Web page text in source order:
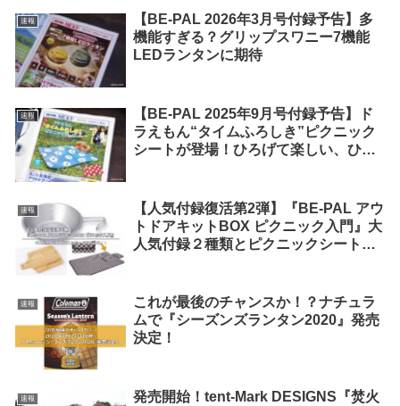
速報
【BE-PAL 2026年3月号付録予告】多
機能すぎる？グリップスワニー7機能
LEDランタンに期待
速報
【BE-PAL 2025年9月号付録予告】ド
ラえもん“タイムふろしき”ピクニック
シートが登場！ひろげて楽しい、ひと
速報
【人気付録復活第2弾】『BE-PAL アウ
トドアキットBOX ピクニック入門』大
人気付録２種類とピクニックシートが
速報
これが最後のチャンスか！？ナチュラ
ムで『シーズンズランタン2020』発売
決定！
速報
発売開始！tent-Mark DESIGNS『焚火